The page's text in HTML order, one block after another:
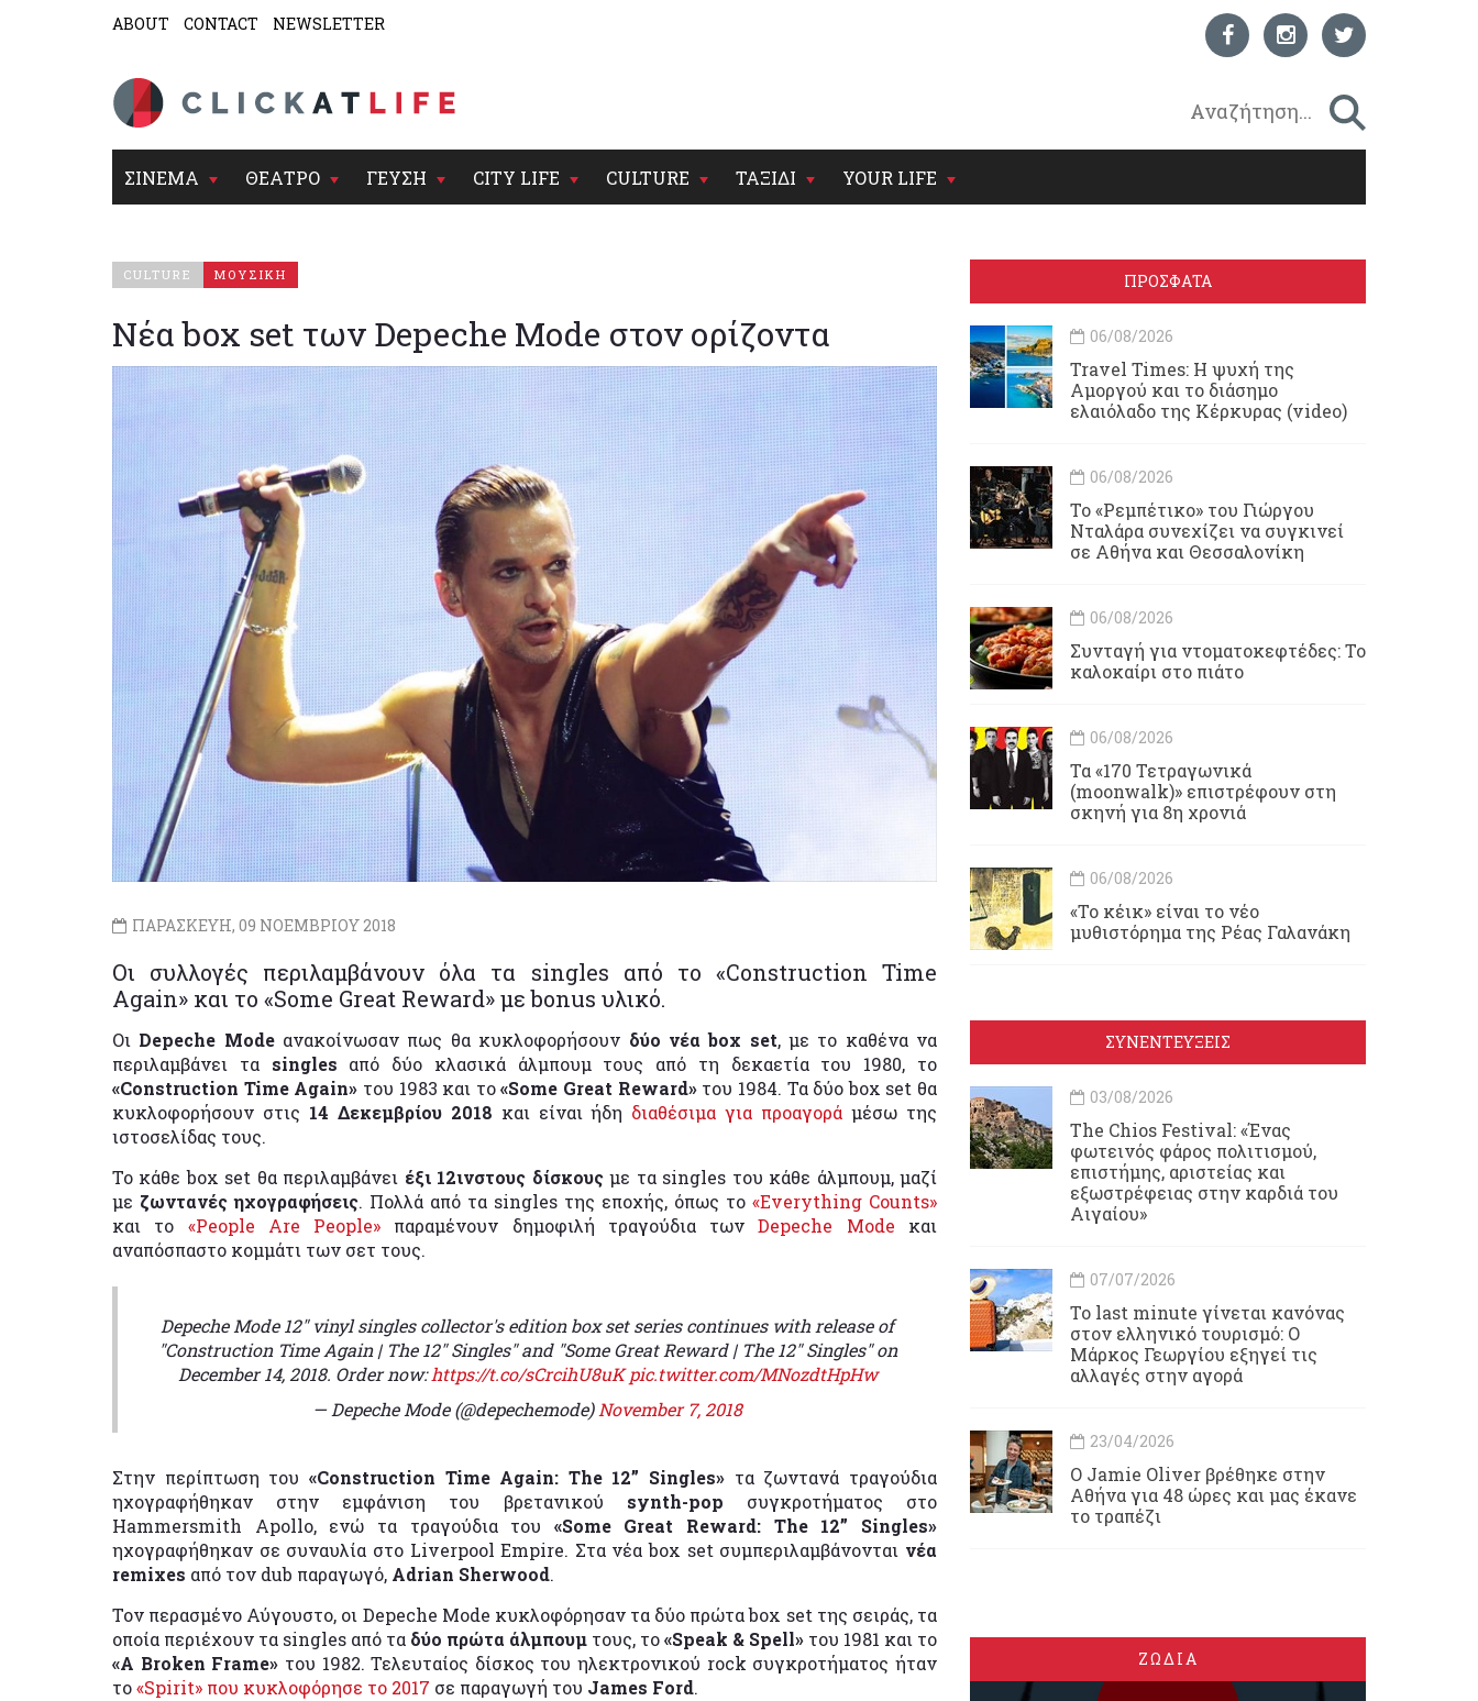
ABOUT CONTACT NEWSLETTER
ΣΙΝΕΜΑ ΘΕΑΤΡΟ ΓΕΥΣΗ CITY LIFE CULTURE ΤΑΞΙΔΙ YOUR LIFE
CULTURE ΜΟΥΣΙΚΗ
Νέα box set των Depeche Mode στον ορίζοντα
ΠΑΡΑΣΚΕΥΗ, 09 ΝΟΕΜΒΡΙΟΥ 2018
Οι συλλογές περιλαμβάνουν όλα τα singles από το «Construction Time
Again» και το «Some Great Reward» με bonus υλικό.
Οι Depeche Modeανακοίνωσαν πως θα κυκλοφορήσουν δύο νέα box set, με το καθένα να
περιλαμβάνει τα singles από δύο κλασικά άλμπουμ τους από τη δεκαετία του 1980, το
«Construction Time Again» του 1983 και το«Some Great Reward»του 1984. Τα δύο box set θα
κυκλοφορήσουν στις 14 Δεκεμβρίου 2018 και είναι ήδη διαθέσιμα για προαγορά μέσω της
ιστοσελίδας τους.
Το κάθε box set θα περιλαμβάνει έξι 12ινστους δίσκουςμε τα singles του κάθε άλμπουμ, μαζί
με ζωντανές ηχογραφήσεις. Πολλά από τα singles της εποχής, όπως το «Everything Counts»
και το «People Are People» παραμένουν δημοφιλή τραγούδια τωνDepeche Mode και
αναπόσπαστο κομμάτι των σετ τους.
Depeche Mode 12" vinyl singles collector's edition box set series continues with release of
"Construction Time Again | The 12" Singles" and "Some Great Reward | The 12" Singles" on
December 14, 2018. Order now:https://t.co/sCrcihU8uK pic.twitter.com/MNozdtHpHw
— Depeche Mode (@depechemode)November 7, 2018
Στην περίπτωση του «Construction Time Again: The 12” Singles» τα ζωντανά τραγούδια
ηχογραφήθηκαν στην εμφάνιση του βρετανικού synth-pop συγκροτήματος στο
Hammersmith Apollo, ενώ τα τραγούδια του «Some Great Reward: The 12” Singles»
ηχογραφήθηκαν σε συναυλία στο Liverpool Empire. Στα νέα box set συμπεριλαμβάνονται νέα
remixes από τον dub παραγωγό, Adrian Sherwood.
Τον περασμένο Αύγουστο, οι Depeche Mode κυκλοφόρησαν τα δύο πρώτα box set της σειράς, τα
οποία περιέχουν τα singles από τα δύο πρώτα άλμπουμ τους, το«Speak & Spell» του 1981 και το
«A Broken Frame» του 1982. Τελευταίος δίσκος του ηλεκτρονικού rock συγκροτήματος ήταν
το«Spirit» που κυκλοφόρησε το 2017 σε παραγωγή του James Ford.
ΠΡΟΣΦΑΤΑ
06/08/2026
Travel Times: H ψυχή της
Αμοργού και το διάσημο
ελαιόλαδο της Κέρκυρας (video)
06/08/2026
Το «Ρεμπέτικο» του Γιώργου
Νταλάρα συνεχίζει να συγκινεί
σε Αθήνα και Θεσσαλονίκη
06/08/2026
Συνταγή για ντοματοκεφτέδες: Το
καλοκαίρι στο πιάτο
06/08/2026
Τα «170 Τετραγωνικά
(moonwalk)» επιστρέφουν στη
σκηνή για 8η χρονιά
06/08/2026
«Το κέικ» είναι το νέο
μυθιστόρημα της Ρέας Γαλανάκη
ΣΥΝΕΝΤΕΥΞΕΙΣ
03/08/2026
Τhe Chios Festival: «Ένας
φωτεινός φάρος πολιτισμού,
επιστήμης, αριστείας και
εξωστρέφειας στην καρδιά του
Αιγαίου»
07/07/2026
Το last minute γίνεται κανόνας
στον ελληνικό τουρισμό: Ο
Μάρκος Γεωργίου εξηγεί τις
αλλαγές στην αγορά
23/04/2026
Ο Jamie Oliver βρέθηκε στην
Αθήνα για 48 ώρες και μας έκανε
το τραπέζι
ΖΩΔΙΑ